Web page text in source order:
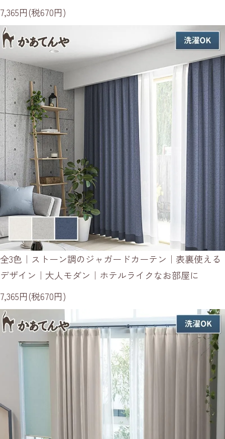
7,365円(税670円)
全3色｜ストーン調のジャガードカーテン｜表裏使える
デザイン｜大人モダン｜ホテルライクなお部屋に
7,365円(税670円)